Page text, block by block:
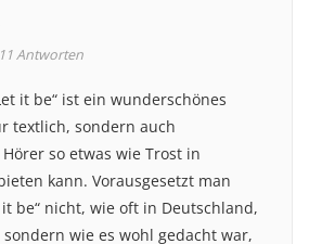
Antworten
it be“ ist ein wunderschönes
textlich, sondern auch
so etwas wie Trost in
kann. Vorausgesetzt man
be“ nicht, wie oft in Deutschland,
sondern wie es wohl gedacht war,